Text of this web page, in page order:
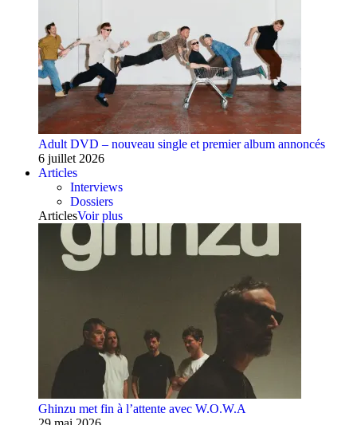
Adult DVD – nouveau single et premier album annoncés
6 juillet 2026
Articles
Interviews
Dossiers
ArticlesVoir plus
Ghinzu met fin à l’attente avec W.O.W.A